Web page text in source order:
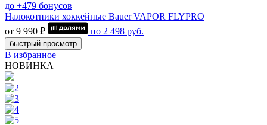
до +479 бонусов
Налокотники хоккейные Bauer VAPOR FLYPRO
от 9 990 ₽
по 2 498 руб.
быстрый просмотр
В избранное
НОВИНКА